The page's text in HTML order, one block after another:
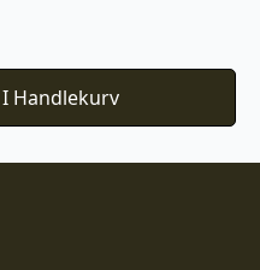
Handlekurv